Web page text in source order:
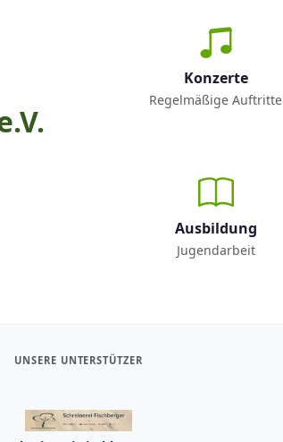
Konzerte
Regelmäßige Auftritte
Ausbildung
Jugendarbeit
UNSERE UNTERSTÜTZER